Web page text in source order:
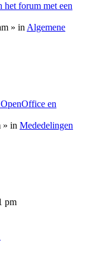
forum met een
» in Algemene
en
» in Mededelingen
pm